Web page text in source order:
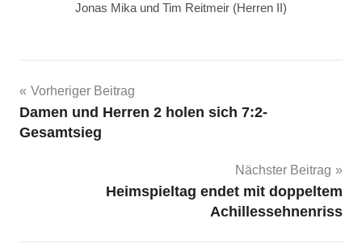
Jonas Mika und Tim Reitmeir (Herren II)
Beitragsnavigation
Vorheriger Beitrag
Damen und Herren 2 holen sich 7:2-
Gesamtsieg
Nächster Beitrag
Heimspieltag endet mit doppeltem
Achillessehnenriss